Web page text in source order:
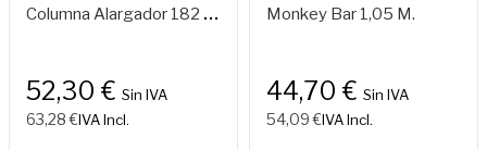
C
Olumna Alargador 182 Cm.
52,30 € Sin IVA
63,28 €IVA Incl.
Monkey Bar 1,05 M.
44,70 € Sin IVA
54,09 €IVA Incl.